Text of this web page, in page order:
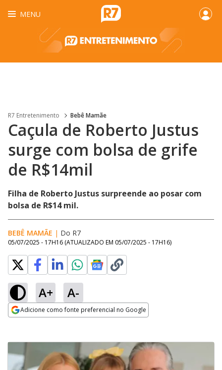
MENU
R7 Entretenimento Bebê Mamãe
Caçula de Roberto Justus
surge com bolsa de grife
de R$14mil
Filha de Roberto Justus surpreende ao posar com
bolsa de R$14 mil.
BEBÊ MAMÃE | Do R7
05/07/2025 - 17H16 (ATUALIZADO EM 05/07/2025 - 17H16)
A+ A-
Adicione como fonte preferencial no Google